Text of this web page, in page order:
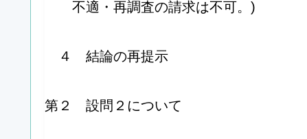
不適・再調査の請求は不可。)
４ 結論の再提示
第２ 設問２について